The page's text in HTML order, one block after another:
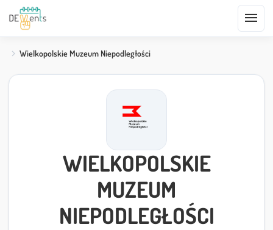
menu
Wielkopolskie Muzeum Niepodległości
WIELKOPOLSKIE
MUZEUM
NIEPODLEGŁOŚCI